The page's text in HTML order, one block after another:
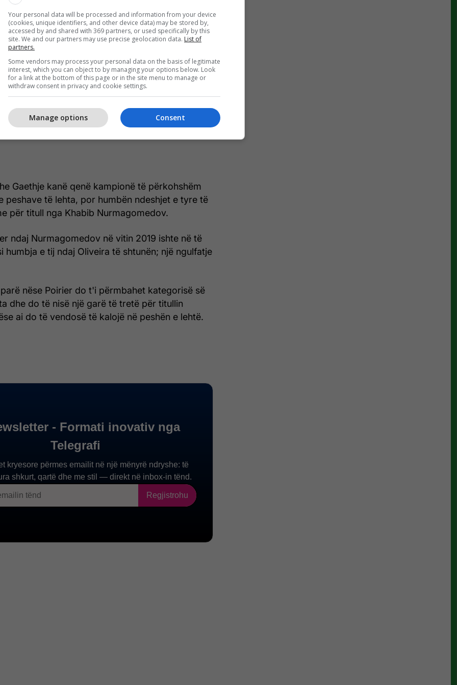
Gaethje kanë qenë kampionë të përkohshëm
peshave të lehta, por humbën ndeshjet e tyre të
për titull nga Khabib Nurmagomedov.
ndaj Nurmagomedov në vitin 2019 ishte në të
humbja e tij ndaj Oliveira të shtunën; një ngulfatje
nëse Poirier do t'i përmbahet kategorisë së
dhe do të nisë një garë të tretë për titullin
ai do të vendosë të kalojë në peshën e lehtë.
Your personal data will be processed and information from your device
(cookies, unique identifiers, and other device data) may be stored by,
accessed by and shared with 369 partners, or used specifically by this
site. We and our partners may use precise geolocation data. List of
partners.
Some vendors may process your personal data on the basis of legitimate
interest, which you can object to by managing your options below. Look
for a link at the bottom of this page or in the site menu to manage or
withdraw consent in privacy and cookie settings.
Consent
Manage options